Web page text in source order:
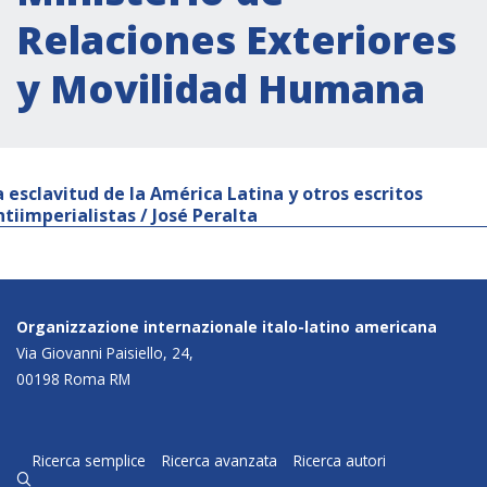
Relaciones Exteriores
y Movilidad Humana
esclavitud de la América Latina y otros escritos
/ José Peralta
Organizzazione internazionale italo-latino americana
Via Giovanni Paisiello, 24,
00198 Roma RM
Ricerca semplice Ricerca avanzata Ricerca autori
q